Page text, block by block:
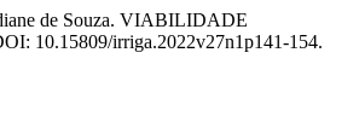
de Souza. VIABILIDADE
10.15809/irriga.2022v27n1p141-154.